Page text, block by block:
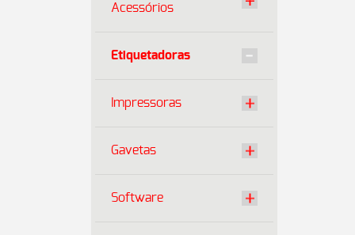
Acessórios
Etiquetadoras
Impressoras
Gavetas
Software